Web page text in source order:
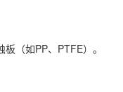
（如PP、PTFE）。